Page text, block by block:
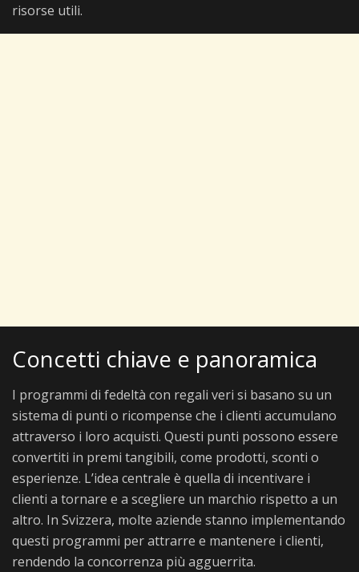
risorse utili.
Concetti chiave e panoramica
I programmi di fedeltà con regali veri si basano su un
sistema di punti o ricompense che i clienti accumulano
attraverso i loro acquisti. Questi punti possono essere
convertiti in premi tangibili, come prodotti, sconti o
esperienze. L’idea centrale è quella di incentivare i
clienti a tornare e a scegliere un marchio rispetto a un
altro. In Svizzera, molte aziende stanno implementando
questi programmi per attrarre e mantenere i clienti,
rendendo la concorrenza più agguerrita.